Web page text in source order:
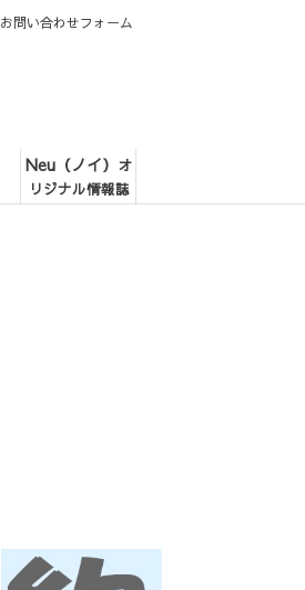
Neu（ノイ） オ
リジナル情報誌
お問い合わせフォーム